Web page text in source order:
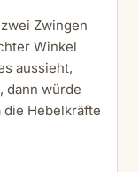
Zwingen
Winkel
aussieht,
dann würde
Hebelkräfte